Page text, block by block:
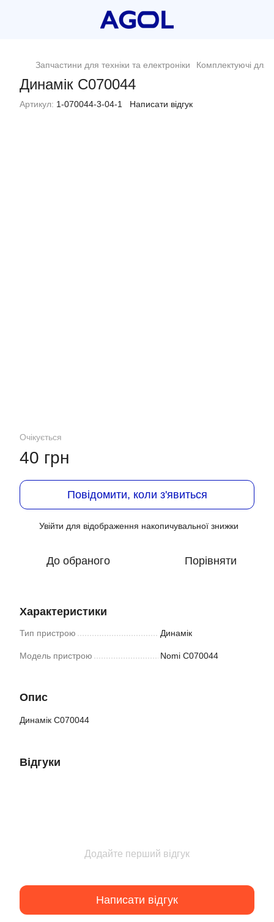
Запчастини для техніки та електроніки Комплектуючі для
Динамік C070044
Артикул: 1-070044-3-04-1 Написати відгук
Очікується
40 грн
Повідомити, коли з'явиться
Увійти для відображення накопичувальної знижки
До обраного Порівняти
Характеристики
Тип пристрою Динамік
Модель пристрою Nomi C070044
Опис
Динамік C070044
Відгуки
Додайте перший відгук
Написати відгук